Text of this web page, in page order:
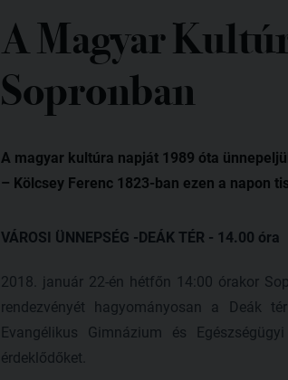
A Magyar
Sopronban
A magyar kultúra napját 1989 óta
– Kölcsey Ferenc 1823-ban ezen a napon
VÁROSI ÜNNEPSÉG -DEÁK TÉR - 14.00 óra
2018. január 22-én hétfőn 14:00 órakor
rendezvényét hagyományosan a Deák
Evangélikus Gimnázium és
érdeklődőket.